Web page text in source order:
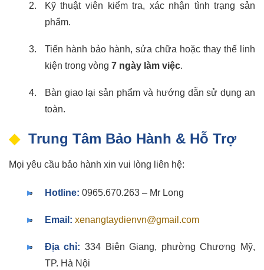
Kỹ thuật viên kiểm tra, xác nhận tình trạng sản
phẩm.
Tiến hành bảo hành, sửa chữa hoặc thay thế linh
kiện trong vòng 7 ngày làm việc.
Bàn giao lại sản phẩm và hướng dẫn sử dụng an
toàn.
Trung Tâm Bảo Hành & Hỗ Trợ
Mọi yêu cầu bảo hành xin vui lòng liên hệ:
Hotline: 0965.670.263 – Mr Long
Email: xenangtaydienvn@gmail.com
Địa chỉ: 334 Biên Giang, phường Chương Mỹ,
TP. Hà Nội